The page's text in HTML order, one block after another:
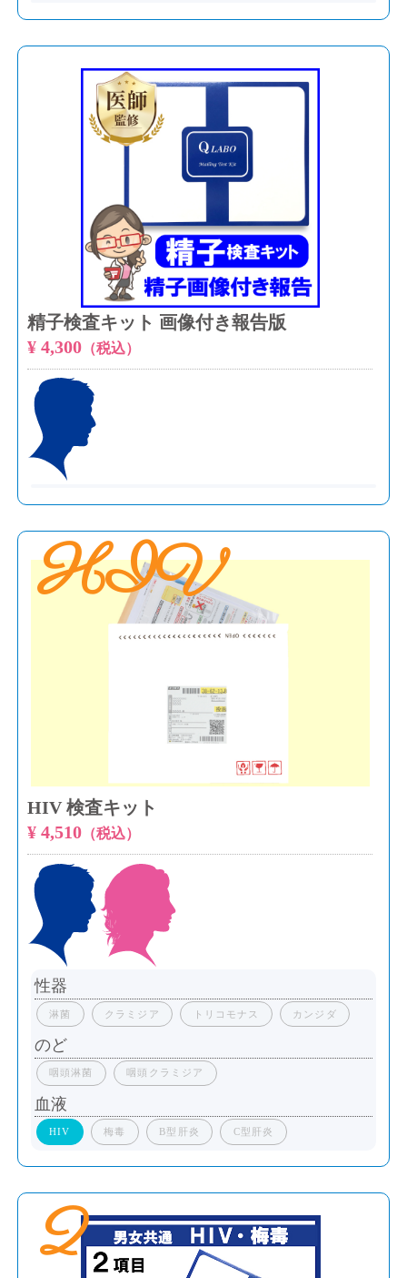
精子検査キット 画像付き報告版
¥ 4,300（税込）
HIV
HIV 検査キット
¥ 4,510（税込）
性器
淋菌 クラミジア トリコモナス カンジダ
のど
咽頭淋菌 咽頭クラミジア
血液
HIV 梅毒 B型肝炎 C型肝炎
2